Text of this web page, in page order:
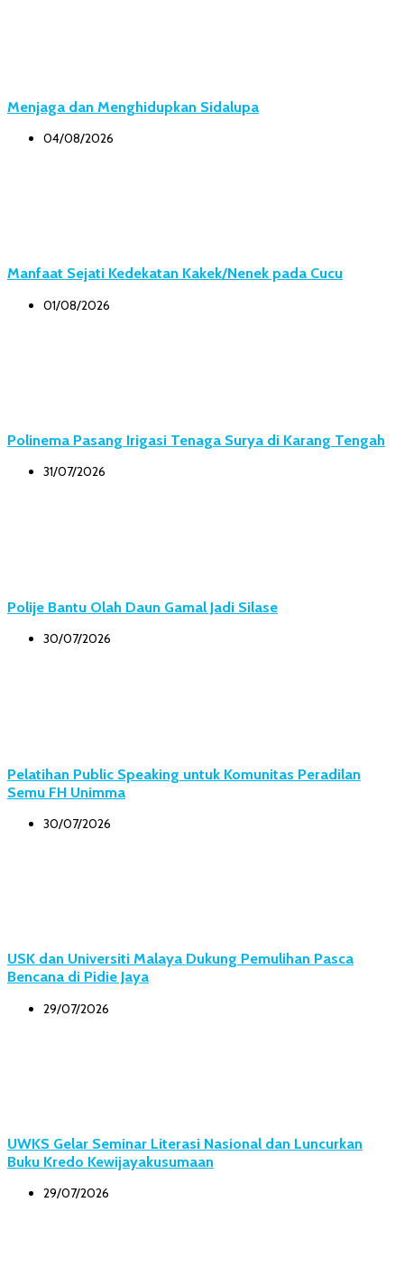
Menjaga dan Menghidupkan Sidalupa
04/08/2026
Manfaat Sejati Kedekatan Kakek/Nenek pada Cucu
01/08/2026
Polinema Pasang Irigasi Tenaga Surya di Karang Tengah
31/07/2026
Polije Bantu Olah Daun Gamal Jadi Silase
30/07/2026
Pelatihan Public Speaking untuk Komunitas Peradilan
Semu FH Unimma
30/07/2026
USK dan Universiti Malaya Dukung Pemulihan Pasca
Bencana di Pidie Jaya
29/07/2026
UWKS Gelar Seminar Literasi Nasional dan Luncurkan
Buku Kredo Kewijayakusumaan
29/07/2026